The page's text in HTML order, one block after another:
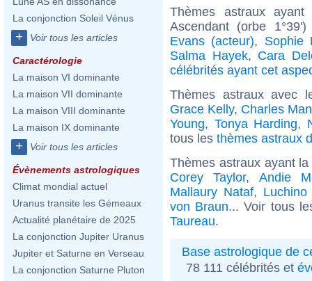
La conjonction Soleil Vénus
+ Voir tous les articles
Caractérologie
La maison VI dominante
La maison VII dominante
La maison VIII dominante
La maison IX dominante
+ Voir tous les articles
Évènements astrologiques
Climat mondial actuel
Uranus transite les Gémeaux
Actualité planétaire de 2025
La conjonction Jupiter Uranus
Jupiter et Saturne en Verseau
La conjonction Saturne Pluton
Thèmes astraux
Ascendant (orbe
Evans (acteur), Sophie
Salma Hayek, Cara
célébrités ayant cet
Thèmes astraux avec
Grace Kelly, Charles
Young, Tonya Harding,
tous les thèmes astraux
Thèmes astraux ayant
Corey Taylor, Andie
Mallaury Nataf,
von Braun... Voir tous
Taureau.
Base astrologique de
78 111 célébrités et